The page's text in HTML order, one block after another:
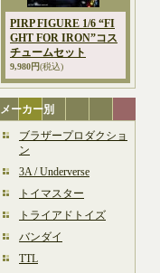
PIRP FIGURE 1/6 “FI
GHT FOR IRON”コス
チュームセット
9,980円(税込)
メーカー別
ブラザープロダクショ
ン
3A / Underverse
トイマスター
トライアドトイズ
バンダイ
TTL